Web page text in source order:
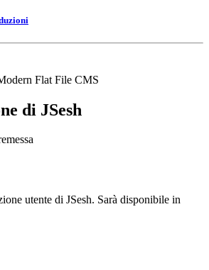
Flat File CMS
di JSesh
utente di JSesh. Sarà disponibile in